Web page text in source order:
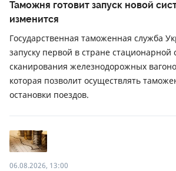
Таможня готовит запуск новой
изменится
Государственная таможенная служба
запуску первой в стране стационарной
сканирования железнодорожных
которая позволит осуществлять
остановки поездов.
06.08.2026, 13:00